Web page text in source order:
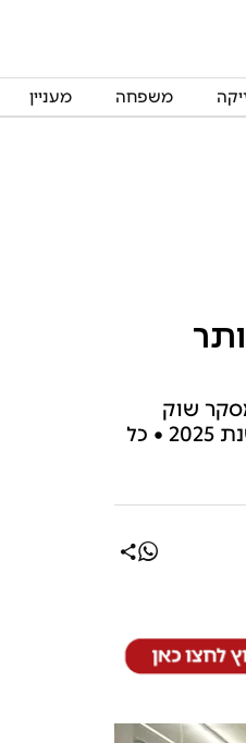
משפחה מעניין
מסקר שוק
הגדול והמשמעותי ביותר של 'המוקד הציבורי' בעקבות העלאת המע"מ עם כניסת שנת 2025 • כל